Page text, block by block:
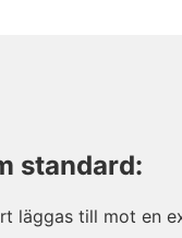
standard:
läggas till mot en